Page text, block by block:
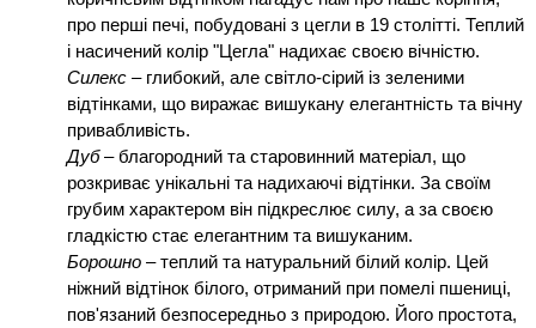
про перші печі, побудовані з цегли в 19 столітті. Теплий
і насичений колір "Цегла" надихає своєю вічністю.
Силекс – глибокий, але світло-сірий із зеленими
відтінками, що виражає вишукану елегантність та вічну
привабливість.
Дуб– благородний та старовинний матеріал, що
розкриває унікальні та надихаючі відтінки. За своїм
грубим характером він підкреслює силу, а за своєю
гладкістю стає елегантним та вишуканим.
Борошно – теплий та натуральний білий колір. Цей
ніжний відтінок білого, отриманий при помелі пшениці,
пов'язаний безпосередньо з природою. Його простота,